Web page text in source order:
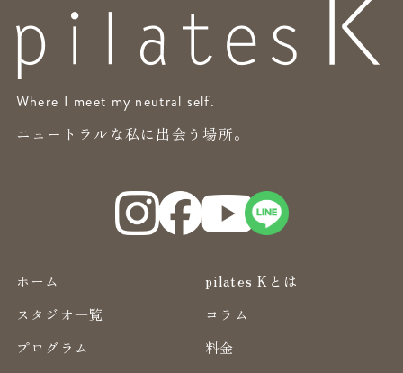
Where I meet my neutral self.
ニュートラルな私に出会う場所。
ホーム
pilates Kとは
スタジオ一覧
コラム
プログラム
料金